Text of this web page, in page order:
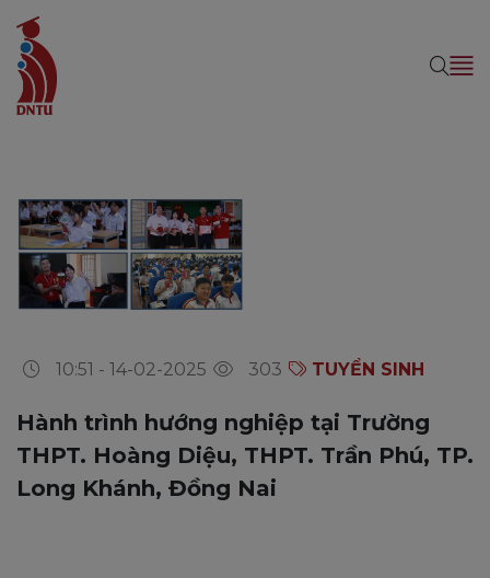
10:51 - 14-02-2025 303 TUYỂN SINH
Hành trình hướng nghiệp tại Trường
THPT. Hoàng Diệu, THPT. Trần Phú, TP.
Long Khánh, Đồng Nai